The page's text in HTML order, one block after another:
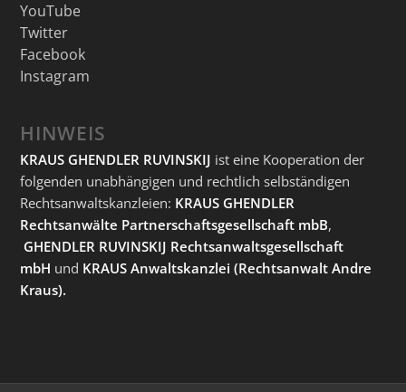
YouTube
Twitter
Facebook
Instagram
HINWEIS
KRAUS GHENDLER RUVINSKIJ ist eine Kooperation der
folgenden unabhängigen und rechtlich selbständigen
Rechtsanwaltskanzleien: KRAUS GHENDLER
Rechtsanwälte Partnerschaftsgesellschaft mbB,
GHENDLER RUVINSKIJ Rechtsanwaltsgesellschaft
mbH und KRAUS Anwaltskanzlei (Rechtsanwalt Andre
Kraus).